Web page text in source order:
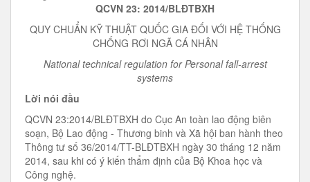
QCVN 23: 2014/BLĐTBXH
QUY CHUẨN KỸ THUẬT QUỐC GIA ĐỐI VỚI HỆ THỐNG
CHỐNG RƠI NGÃ CÁ NHÂN
National technical regulation for Personal fall-arrest
systems
Lời nói đầu
QCVN 23:2014/BLĐTBXH do Cục An toàn lao động biên
soạn, Bộ Lao động - Thương binh và Xã hội ban hành theo
Thông tư số 36/2014/TT-BLĐTBXH ngày 30 tháng 12 năm
2014, sau khi có ý kiến thẩm định của Bộ Khoa học và
Công nghệ.